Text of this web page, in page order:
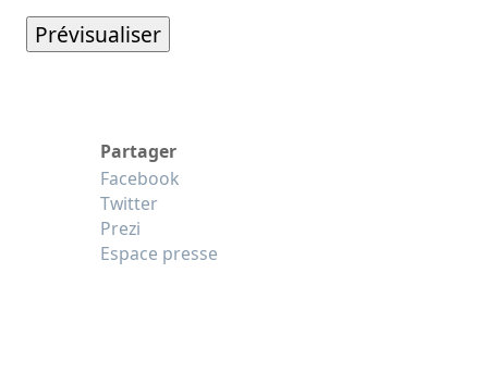
Partager
Facebook
Twitter
Prezi
Espace presse